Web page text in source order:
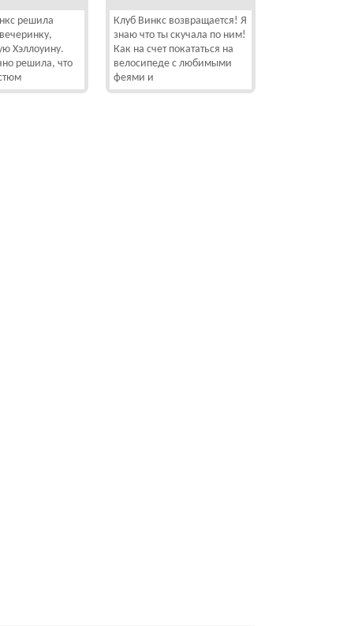
решила
Хэллоуину.
решила, что
Клуб Винкс возвращается! Я
знаю что ты скучала по ним!
Как на счет покататься на
велосипеде с любимыми
феями и